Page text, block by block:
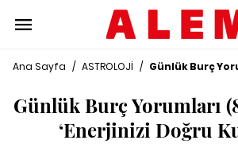
Ana Sayfa / ASTROLOJİ / Günlük Burç
Günlük Burç Yorumları
‘Enerjinizi Doğru